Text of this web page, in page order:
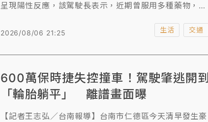
呈現陽性反應，該駕駛長表示，近期曾服用多種藥物，是
對此，台北市公運處表示，駕駛長由公司陪同至醫院進一
2026/08/06 21:25 生活 交通
600萬保時捷失控撞車！駕駛肇逃開到
「輪胎躺平」 離譜畫面曝
【記者王志弘／台南報導】台南市仁德區今天清早發生豪